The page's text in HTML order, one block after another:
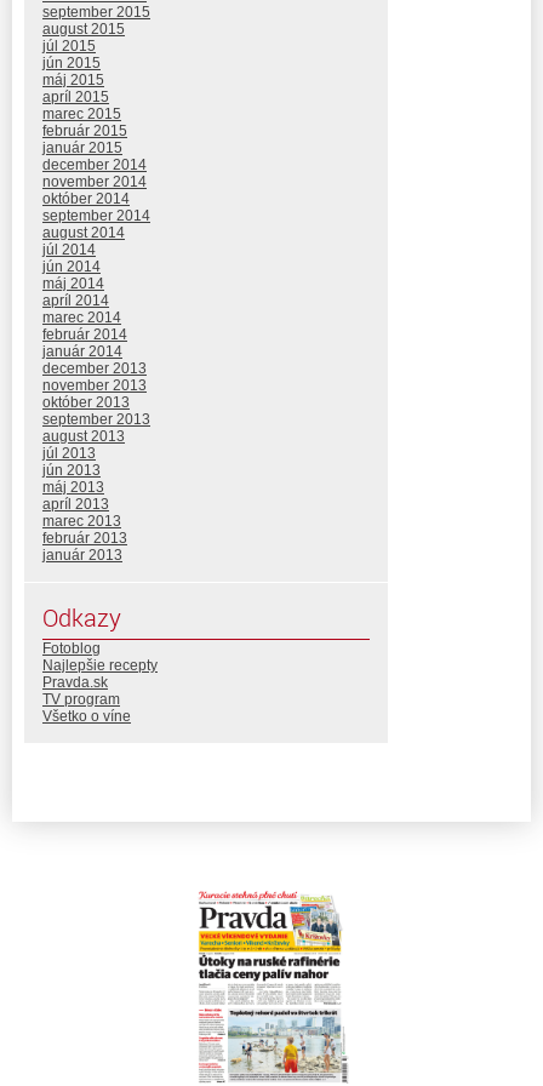
september 2015
august 2015
júl 2015
jún 2015
máj 2015
apríl 2015
marec 2015
február 2015
január 2015
december 2014
november 2014
október 2014
september 2014
august 2014
júl 2014
jún 2014
máj 2014
apríl 2014
marec 2014
február 2014
január 2014
december 2013
november 2013
október 2013
september 2013
august 2013
júl 2013
jún 2013
máj 2013
apríl 2013
marec 2013
február 2013
január 2013
Odkazy
Fotoblog
Najlepšie recepty
Pravda.sk
TV program
Všetko o víne